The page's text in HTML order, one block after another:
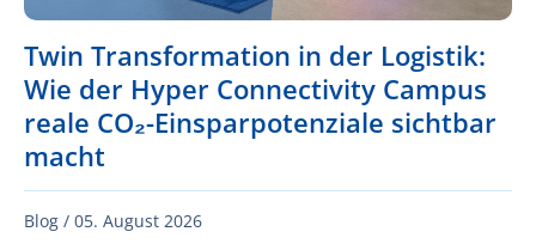
Twin Transformation in der Logistik:
Wie der Hyper Connectivity Campus
reale CO₂-Einsparpotenziale sichtbar
macht
Blog / 05. August 2026